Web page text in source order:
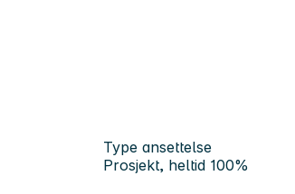
Type ansettelse
Prosjekt, heltid 100%